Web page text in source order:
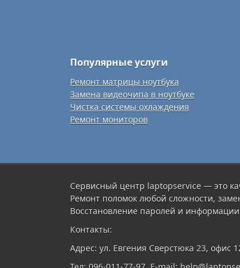
Популярные услуги
Ремонт матрицы ноутбука
Замена видеочипа в ноутбуке
Чистка системы охлаждения
Ремонт мониторов
Сервисный центр laptopservice — это
Ремонт поломок любой сложности,
Восстановление паролей и
Контакты:
Адрес: ул. Евгения Сверстюка 23, офис